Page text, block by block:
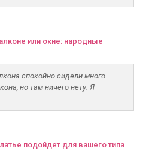
или окне: народные
спокойно сидели много
но там ничего нету. Я
подойдет для вашего типа